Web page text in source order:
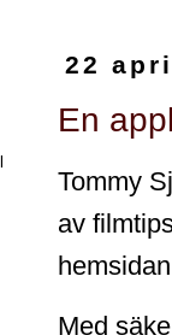
22
En
Tommy
av
Med